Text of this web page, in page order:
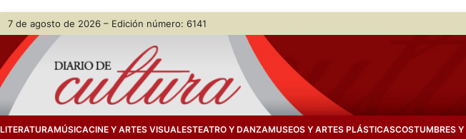
Saltar
contenido
Skip
content
7 de agosto de 2026 – Edición número: 6141
LITERATURAMÚSICACINE Y ARTES VISUALESTEATRO Y DANZAMUSEOS Y ARTES PLÁSTICASCOSTUMBRES